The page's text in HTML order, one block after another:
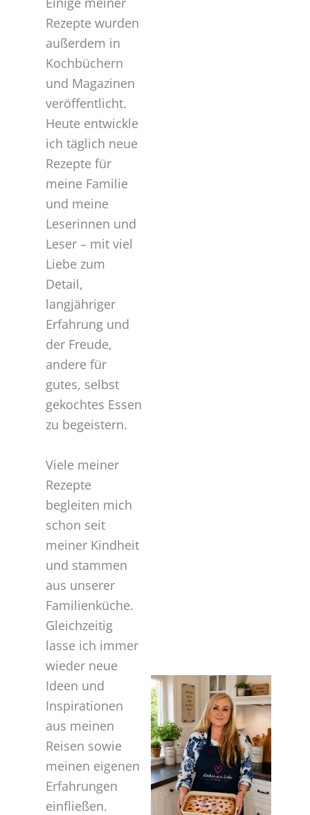
Viele meiner
Rezepte
begleiten mich
schon seit
meiner Kindheit
und stammen
aus unserer
Familienküche.
Gleichzeitig
lasse ich immer
wieder neue
Ideen und
Inspirationen
aus meinen
Reisen sowie
meinen eigenen
Erfahrungen
einfließen.
Rezepte wurden
außerdem in
Kochbüchern
und Magazinen
veröffentlicht.
Heute entwickle
ich täglich neue
Rezepte für
meine Familie
und meine
Leserinnen und
Leser – mit viel
Liebe zum
Detail,
langjähriger
Erfahrung und
der Freude,
andere für
gutes, selbst
gekochtes Essen
zu begeistern.